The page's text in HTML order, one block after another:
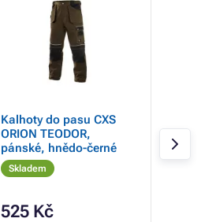
Kalhoty do pasu CXS
ORION TEODOR,
pánské, hnědo-černé
Skladem
525 Kč
LUXY
černo-